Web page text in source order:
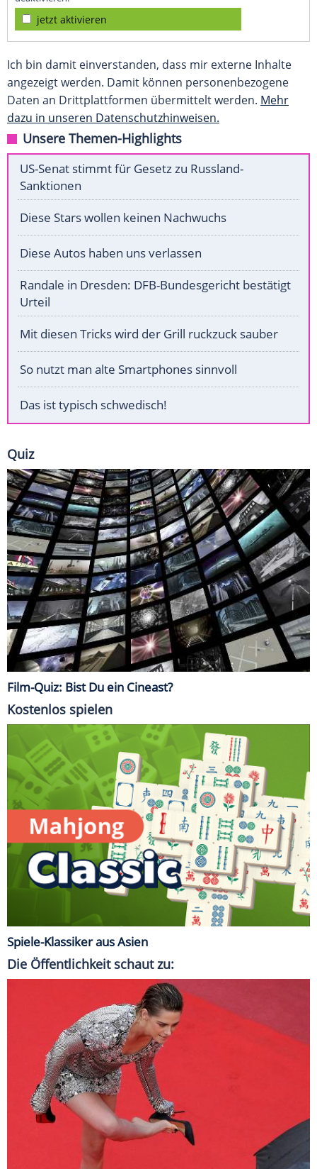
jetzt aktivieren
Ich bin damit einverstanden, dass mir externe Inhalte
angezeigt werden. Damit können personenbezogene
Daten an Drittplattformen übermittelt werden. Mehr
dazu in unseren Datenschutzhinweisen.
Unsere Themen-Highlights
US-Senat stimmt für Gesetz zu Russland-
Sanktionen
Diese Stars wollen keinen Nachwuchs
Diese Autos haben uns verlassen
Randale in Dresden: DFB-Bundesgericht bestätigt
Urteil
Mit diesen Tricks wird der Grill ruckzuck sauber
So nutzt man alte Smartphones sinnvoll
Das ist typisch schwedisch!
Quiz
Film-Quiz: Bist Du ein Cineast?
Kostenlos spielen
Spiele-Klassiker aus Asien
Die Öffentlichkeit schaut zu: